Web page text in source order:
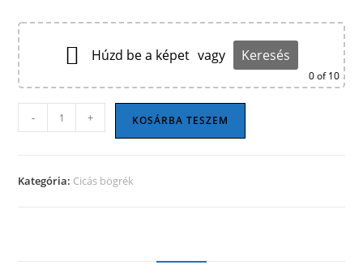
Húzd be a képet vagy Keresés
0of 10
bögre
mennyiség
- + KOSÁRBA TESZEM
Kategória: Cicás bögrék